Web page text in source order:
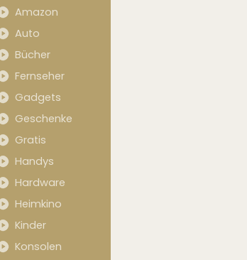
Amazon
Auto
Bücher
Fernseher
Gadgets
Geschenke
Gratis
Handys
Hardware
Heimkino
Kinder
Konsolen